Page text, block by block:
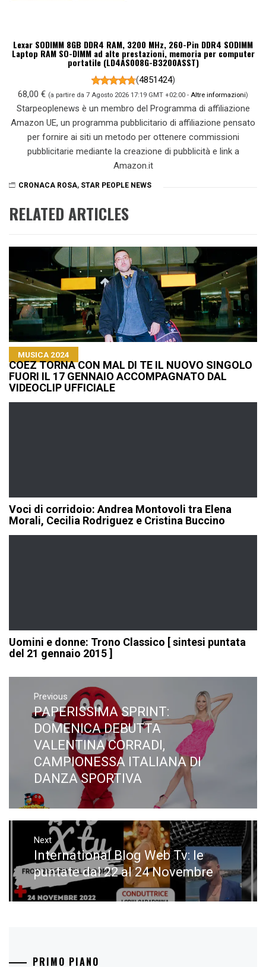
Lexar SODIMM 8GB DDR4 RAM, 3200 MHz, 260-Pin DDR4 SODIMM
Laptop RAM SO-DIMM ad alte prestazioni, memoria per computer
portatile (LD4AS008G-B3200ASST)
(4851424)
68,00 € (a partire da 7 Agosto 2026 17:19 GMT +02:00 - Altre informazioni)
Starpeoplenews è un membro del Programma di affiliazione
Amazon UE, un programma pubblicitario di affiliazione pensato
per fornire ai siti un metodo per ottenere commissioni
pubblicitarie mediante la creazione di pubblicità e link a
Amazon.it
CRONACA ROSA, STAR PEOPLE NEWS
RELATED ARTICLES
MUSICA 2024
COEZ TORNA CON MAL DI TE IL NUOVO SINGOLO
FUORI IL 17 GENNAIO ACCOMPAGNATO DAL
VIDEOCLIP UFFICIALE
Voci di corridoio: Andrea Montovoli tra Elena
Morali, Cecilia Rodriguez e Cristina Buccino
Uomini e donne: Trono Classico [ sintesi puntata
del 21 gennaio 2015 ]
Navigazione
articoli
Previous
Previous
post:
PAPERISSIMA SPRINT:
DOMENICA DEBUTTA
VALENTINA CORRADI,
CAMPIONESSA ITALIANA DI
DANZA SPORTIVA
Next
Next
post:
International Blog Web Tv: le
puntate dal 22 al 24 Novembre
PRIMO PIANO